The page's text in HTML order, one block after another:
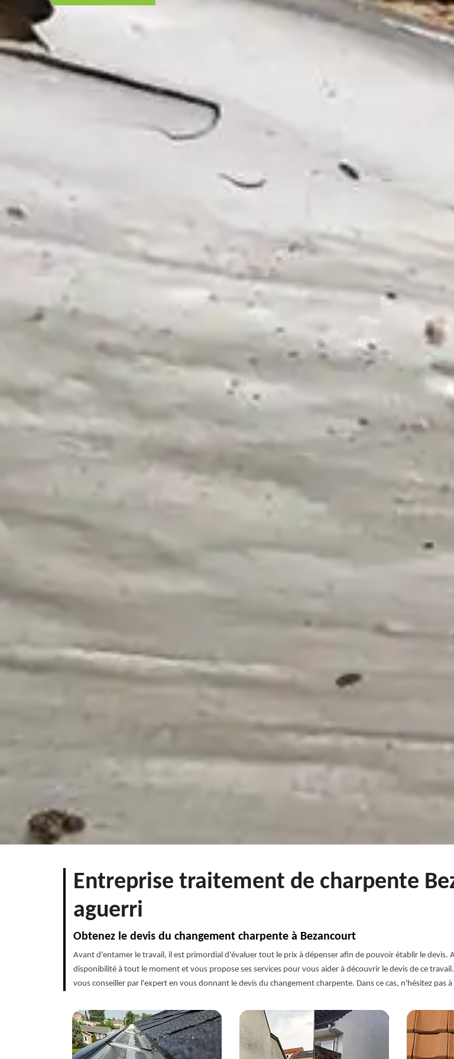
Entreprise traitement de charpente
aguerri
Obtenez le devis du changement charpente à Bezancourt
Avant d'entamer le travail, il est primordial d'évaluer tout le prix à dépenser afin de pouvoir établir le
disponibilité à tout le moment et vous propose ses services pour vous aider à découvrir le devis de ce
vous conseiller par l'expert en vous donnant le devis du changement charpente. Dans ce cas, n'hésitez pas